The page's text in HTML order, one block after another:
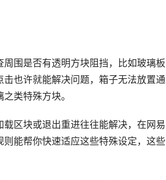
围是否有透明方块阻挡，比如玻璃板
也许就能解决问题，箱子无法放置通
类特殊方块。
区块或退出重进往往能解决，在网易
能帮你快速适应这些特殊设定，这些